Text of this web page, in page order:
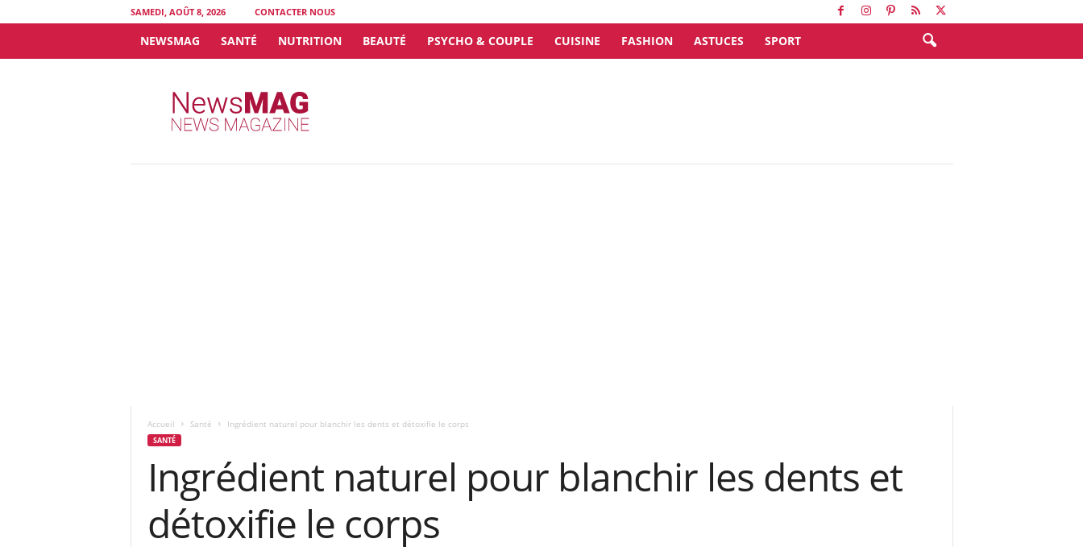
SAMEDI, AOÛT 8, 2026 CONTACTER NOUS
NEWSMAG SANTÉ NUTRITION BEAUTÉ PSYCHO & COUPLE CUISINE FASHION ASTUCES SPORT
Accueil Santé Ingrédient naturel pour blanchir les dents et détoxifie le corps
SANTÉ
Ingrédient naturel pour blanchir les dents et
détoxifie le corps